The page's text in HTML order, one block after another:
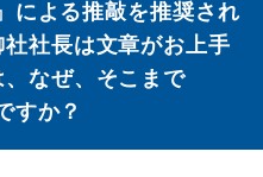
による推敲を推奨され
社長は文章がお上手
なぜ、そこまで
すか？